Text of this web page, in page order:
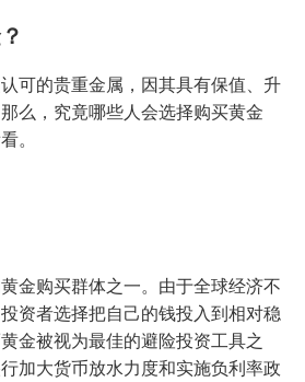
可的贵重金属，因其具有保值、升
么，究竟哪些人会选择购买黄金
。
金购买群体之一。由于全球经济不
资者选择把自己的钱投入到相对稳
金被视为最佳的避险投资工具之
加大货币放水力度和实施负利率政